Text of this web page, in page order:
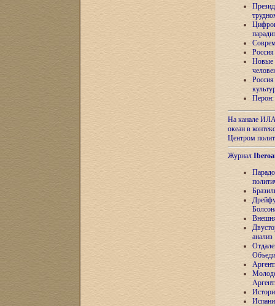
Новые
Перон:
На канале
океан в
Центром
Журнал
анализ